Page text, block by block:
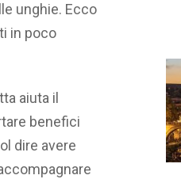
unghie. Ecco
in poco
aiuta il
benefici
dire avere